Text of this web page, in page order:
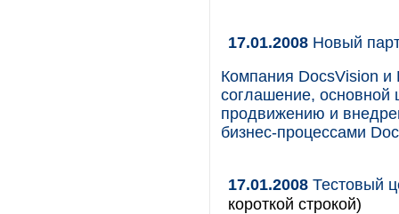
17.01.2008 Новый
Компания DocsVision и
соглашение, основной
продвижению и
бизнес-процессами
17.01.2008 Тестовый
короткой строкой)